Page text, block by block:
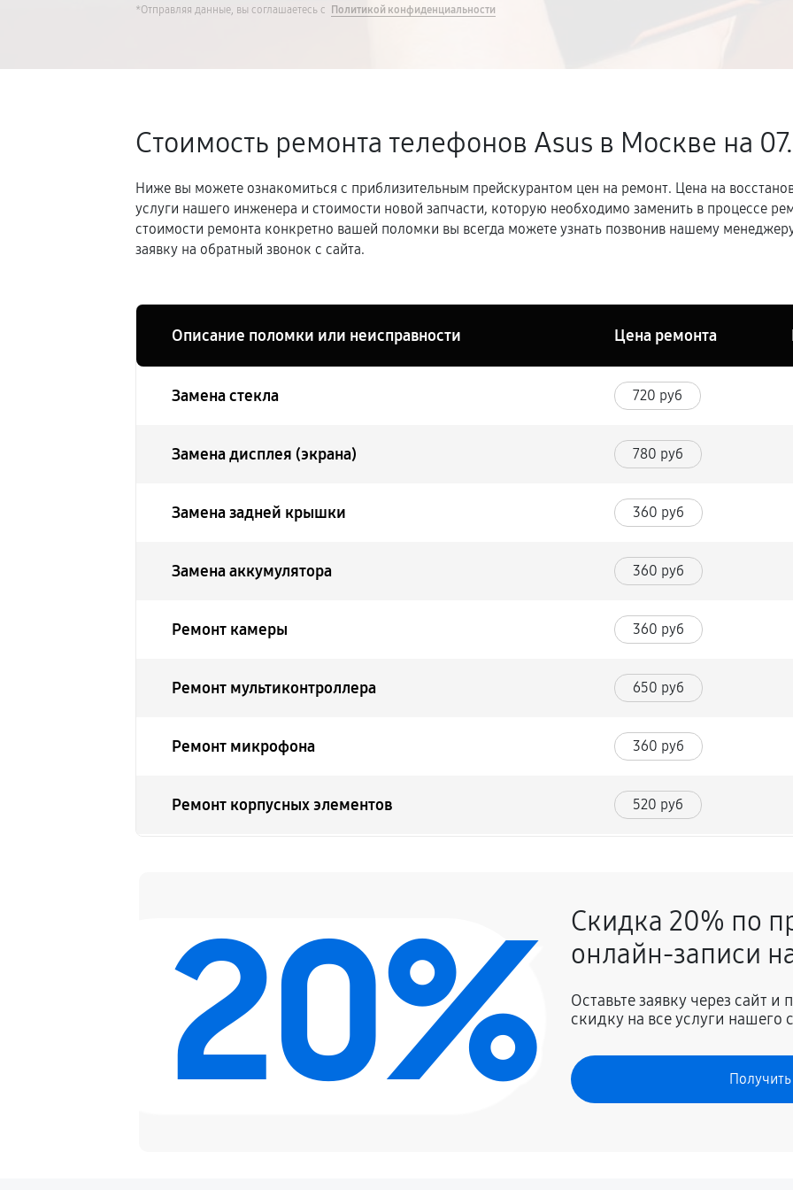
*Отправляя данные, вы соглашаетесь с Политикой конфиденциальности
Стоимость ремонта телефонов Asus в Москве на
Ниже вы можете ознакомиться с приблизительным прейскурантом цен на ремонт. Цена на
услуги нашего инженера и стоимости новой запчасти, которую необходимо заменить в процессе
стоимости ремонта конкретно вашей поломки вы всегда можете узнать позвонив нашему
заявку на обратный звонок с сайта.
Описание поломки или неисправности Цена ремонта
Замена стекла 720 руб
Замена дисплея (экрана) 780 руб
Замена задней крышки 360 руб
Замена аккумулятора 360 руб
Ремонт камеры 360 руб
Ремонт мультиконтроллера 650 руб
Ремонт микрофона 360 руб
Ремонт корпусных элементов 520 руб
570 руб
Комплексная чистка
Замена USB порта
20%
Скидка 20% по
онлайн-записи
Оставьте заявку через сайт
скидку на все услуги нашего